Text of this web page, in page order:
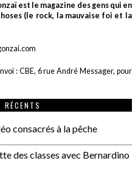
est le magazine des gens qui en
(le rock, la mauvaise foi et la
: CBE, 6 rue André Messager, pour
RÉCENTS
consacrés à la pêche
des classes avec Bernardino